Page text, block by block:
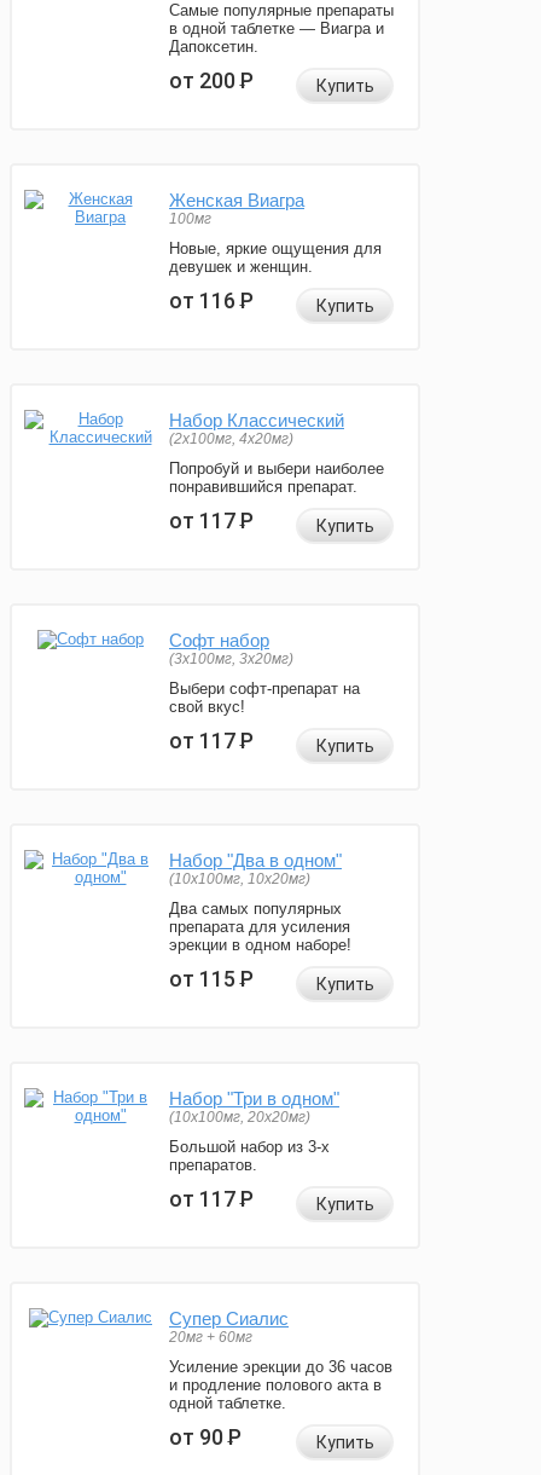
Самые популярные препараты
в одной таблетке — Виагра и
Дапоксетин.
от 200Р Купить
Женская Виагра
100мг
Новые, яркие ощущения для
девушек и женщин.
от 116Р Купить
Набор Классический
(2x100мг, 4x20мг)
Попробуй и выбери наиболее
понравившийся препарат.
от 117Р Купить
Софт набор
(3x100мг, 3x20мг)
Выбери софт-препарат на
свой вкус!
от 117Р Купить
Набор "Два в одном"
(10x100мг, 10x20мг)
Два самых популярных
препарата для усиления
эрекции в одном наборе!
от 115Р Купить
Набор "Три в одном"
(10x100мг, 20x20мг)
Большой набор из 3-х
препаратов.
от 117Р Купить
Супер Сиалис
20мг + 60мг
Усиление эрекции до 36 часов
и продление полового акта в
одной таблетке.
от 90Р Купить